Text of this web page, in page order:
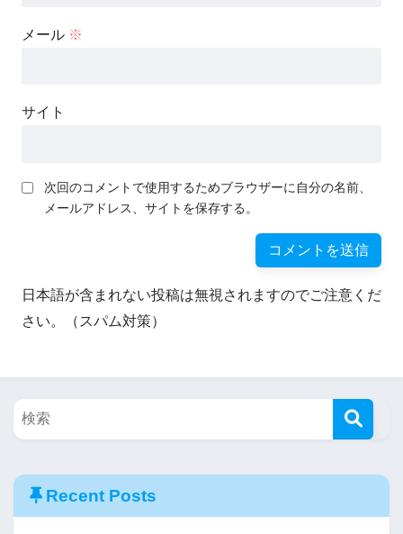
メール ※
サイト
次回のコメントで使用するためブラウザーに自分の名前、
メールアドレス、サイトを保存する。
日本語が含まれない投稿は無視されますのでご注意くだ
さい。（スパム対策）
Recent Posts